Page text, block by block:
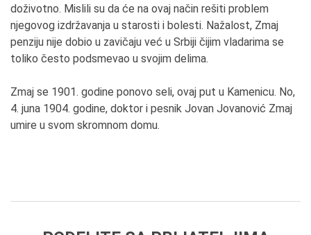
doživotno. Mislili su da će na ovaj način rešiti problem
njegovog izdržavanja u starosti i bolesti. Nažalost, Zmaj
penziju nije dobio u zavičaju već u Srbiji čijim vladarima se
toliko često podsmevao u svojim delima.
Zmaj se 1901. godine ponovo seli, ovaj put u Kamenicu. No,
4. juna 1904. godine, doktor i pesnik Jovan Jovanović Zmaj
umire u svom skromnom domu.